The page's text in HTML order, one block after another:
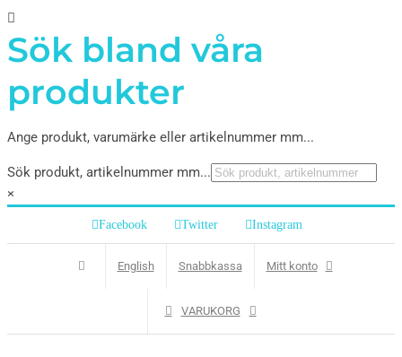
Sök bland våra
produkter
Ange produkt, varumärke eller artikelnummer mm...
Sök produkt, artikelnummer mm...
×
Facebook Twitter Instagram
English Snabbkassa Mitt konto
VARUKORG